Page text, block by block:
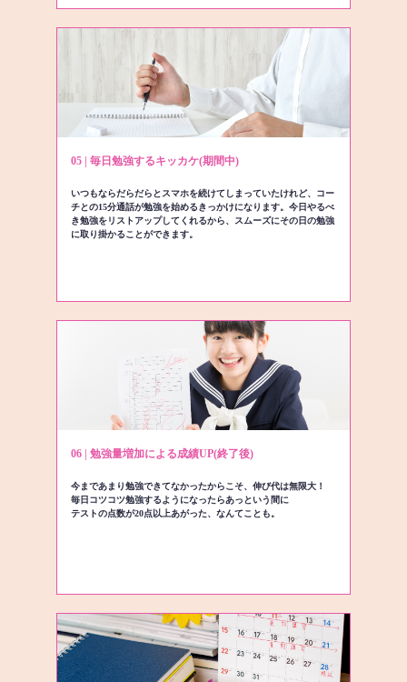
05 | 毎日勉強するキッカケ(期間中)
いつもならだらだらとスマホを続けてしまっていたけれど、コー
チとの15分通話が勉強を始めるきっかけになります。今日やるべ
き勉強をリストアップしてくれるから、スムーズにその日の勉強
に取り掛かることができます。
06 | 勉強量増加による成績UP(終了後)
今まであまり勉強できてなかったからこそ、伸び代は無限大！
毎日コツコツ勉強するようになったらあっという間に
テストの点数が20点以上あがった、なんてことも。